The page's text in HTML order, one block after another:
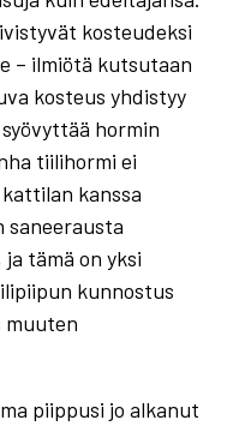
kosteudeksi
– ilmiötä kutsutaan
kosteus yhdistyy
hormin
tiilihormi ei
kanssa
saneerausta
tämä on yksi
kunnostus
muuten
piippusi jo alkanut